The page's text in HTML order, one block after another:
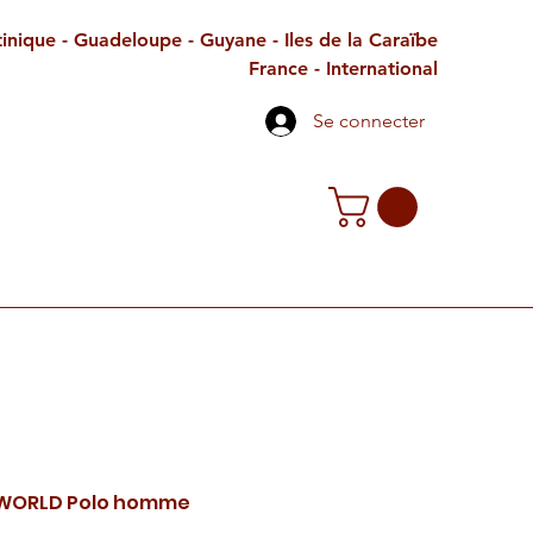
- Guadeloupe - Guyane - Iles de la Caraïbe
France - International
Se connecter
Polo homme